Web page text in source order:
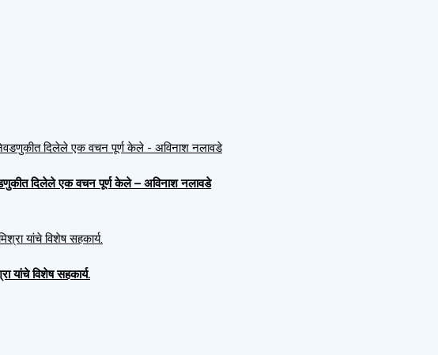
दिलेले एक वचन पूर्ण केले – अविनाश नलावडे
यांचे विशेष सहकार्य.